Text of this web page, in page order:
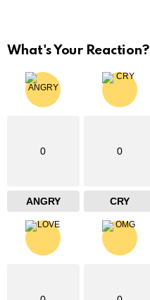
What's Your Reaction?
0
ANGRY
0
CRY